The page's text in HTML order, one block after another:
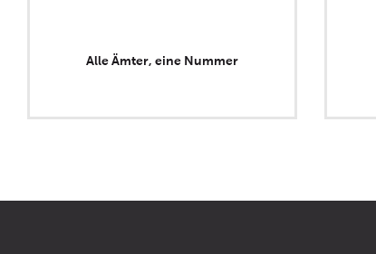
Alle Ämter, eine Nummer